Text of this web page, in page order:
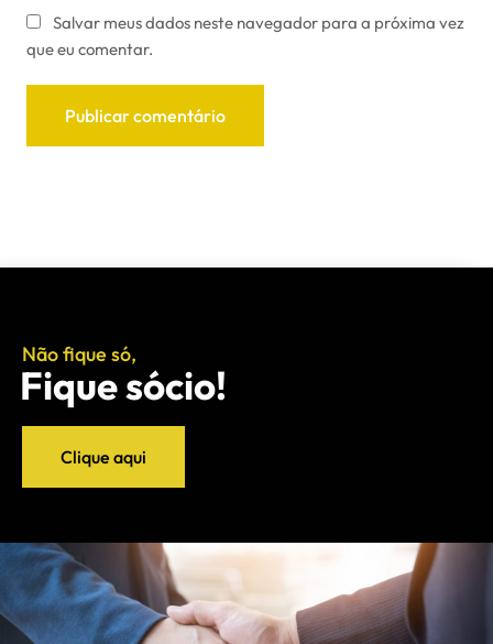
Salvar meus dados neste navegador para a próxima vez
que eu comentar.
Não fique só,
Fique sócio!
Clique aqui